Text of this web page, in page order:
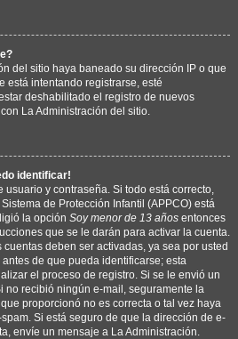
del sitio haya baneado su dirección IP o que
está intentando registrarse, esté
deshabilitado el registro de nuevos
La Administración del sitio.
identificar!
y contraseña. Si todo está correcto,
de Protección Infantil (APPCO) está
la opción Soy menor de 13 años entonces
que se le darán para activar la cuenta.
deben ser activadas, ya sea por usted
de que pueda identificarse; esta
el proceso de registro. Si se le envió un
no recibió ningún e-mail, seguramente la
proporcionó no es correcta o tal vez haya
Si está seguro de que la dirección de e-
envíe un mensaje a La Administración.